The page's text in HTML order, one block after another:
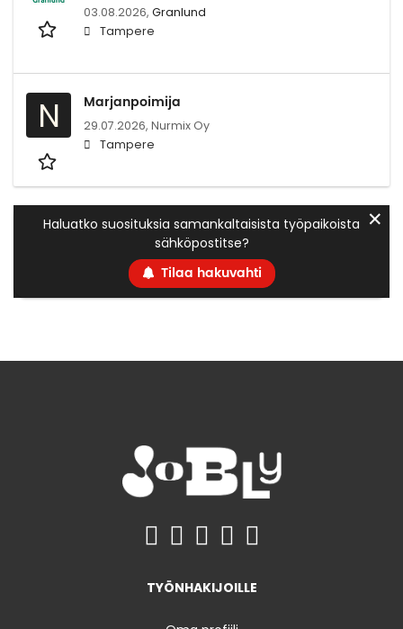
03.08.2026, Granlund
Tampere
N Marjanpoimija
29.07.2026, Nurmix Oy
Tampere
Haluatko suosituksia samankaltaisista työpaikoista
sähköpostitse?
Tilaa hakuvahti
✕
TYÖNHAKIJOILLE